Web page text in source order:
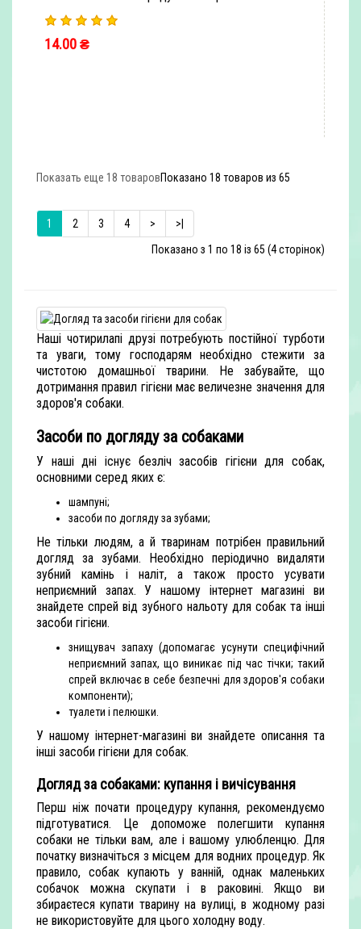
14.00 ₴
Показать еще 18 товаровПоказано 18 товаров из 65
1 2 3 4 >
>|
Показано з 1 по 18 із 65 (4 сторінок)
Наші чотирилапі друзі потребують постійної турботи
та уваги, тому господарям необхідно стежити за
чистотою домашньої тварини. Не забувайте, що
дотримання правил гігієни має величезне значення для
здоров'я собаки.
Засоби по догляду за собаками
У наші дні існує безліч засобів гігієни для собак,
основними серед яких є:
шампуні;
засоби по догляду за зубами;
Не тільки людям, а й тваринам потрібен правильний
догляд за зубами. Необхідно періодично видаляти
зубний камінь і наліт, а також просто усувати
неприємний запах. У нашому інтернет магазині ви
знайдете спрей від зубного нальоту для собак та інші
засоби гігієни.
знищувач запаху (допомагає усунути специфічний
неприємний запах, що виникає під час тічки; такий
спрей включає в себе безпечні для здоров'я собаки
компоненти);
туалети і пелюшки.
У нашому інтернет-магазині ви знайдете описання та
інші засоби гігієни для собак.
Догляд за собаками: купання і вичісування
Перш ніж почати процедуру купання, рекомендуємо
підготуватися. Це допоможе полегшити купання
собаки не тільки вам, але і вашому улюбленцю. Для
початку визначіться з місцем для водних процедур. Як
правило, собак купають у ванній, однак маленьких
собачок можна скупати і в раковині. Якщо ви
збираєтеся купати тварину на вулиці, в жодному разі
не використовуйте для цього холодну воду.